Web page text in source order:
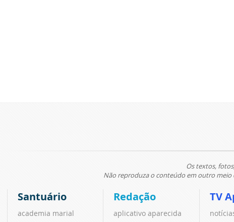
Os textos,
Não reproduza o conteúdo em outro meio
Santuário
academia marial
Redação
aplicativo aparecida
TV